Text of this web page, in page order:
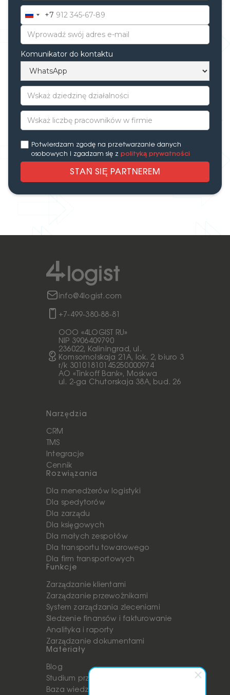
Russia
+7
+7
Komunikator do kontaktu
Potwierdzam zgodę na przetwarzanie danych
osobowych i zgadzam się z polityką prywatności
info@4logist.com
+7-499-380-88-81
ООО «4LOGIST RU»
NIP 3906409790
236022, Kaliningrad, ul.
Komsomolskaja 21A, lok. 2, biuro 3
r/k 30101810145250000974
AO «Tinkoff Bank», Moskwa
ul. 2-ga Chutorskaja 38A, bud. 26
Narzędzia
CRM
TMS
Integracje
Cennik
Rozwiązania
Dla menedżerów logistyki
Dla spedytorów
Dla zarządu
Dla księgowych
Dla małych zespołów
Dla transportu towarowego
Dla firm transportowych
Funkcje
Zarządzanie klientami
Zarządzanie przewoźnikami
System zarządzania zleceniami
Śledzenie finansów i fakturowanie
Analityka i raporty
Zarządzanie dokumentami
Materiały
Blog
Studium przypadków
Baza wiedzy